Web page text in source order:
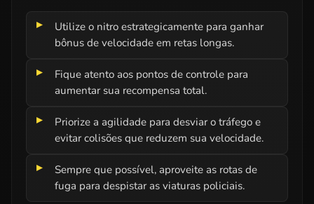
Utilize o nitro estrategicamente para ganhar
bônus de velocidade em retas longas.
Fique atento aos pontos de controle para
aumentar sua recompensa total.
Priorize a agilidade para desviar o tráfego e
evitar colisões que reduzem sua velocidade.
Sempre que possível, aproveite as rotas de
fuga para despistar as viaturas policiais.